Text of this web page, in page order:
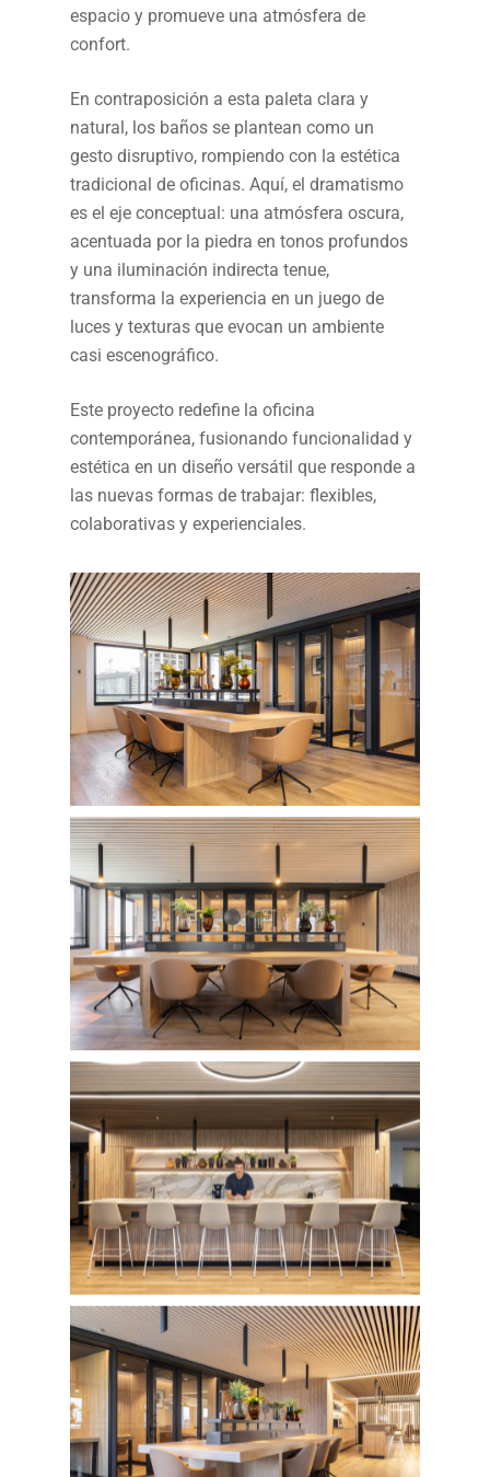
espacio y promueve una atmósfera de
confort.
En contraposición a esta paleta clara y
natural, los baños se plantean como un
gesto disruptivo, rompiendo con la estética
tradicional de oficinas. Aquí, el dramatismo
es el eje conceptual: una atmósfera oscura,
acentuada por la piedra en tonos profundos
y una iluminación indirecta tenue,
transforma la experiencia en un juego de
luces y texturas que evocan un ambiente
casi escenográfico.
Este proyecto redefine la oficina
contemporánea, fusionando funcionalidad y
estética en un diseño versátil que responde a
las nuevas formas de trabajar: flexibles,
colaborativas y experienciales.